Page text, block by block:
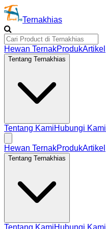
Ternakhias
Hewan TernakProdukArtikel
Tentang Ternakhias
Tentang KamiHubungi Kami
Hewan TernakProdukArtikel
Tentang Ternakhias
Tentang KamiHubungi Kami